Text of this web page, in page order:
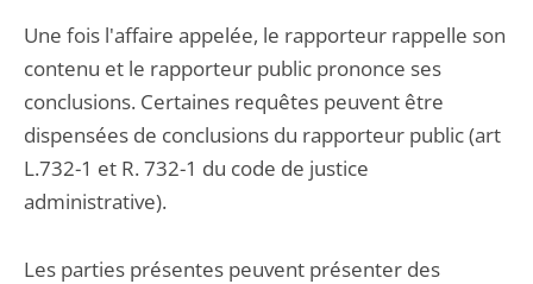
Une fois l'affaire appelée, le rapporteur rappelle son
contenu et le rapporteur public prononce ses
conclusions. Certaines requêtes peuvent être
dispensées de conclusions du rapporteur public (art
L.732-1 et R. 732-1 du code de justice
administrative).
Les parties présentes peuvent présenter des